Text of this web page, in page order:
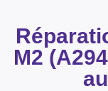
M2